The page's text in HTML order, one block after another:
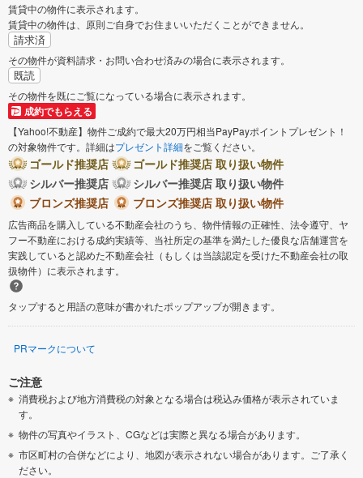
賃貸中の物件に表示されます。
賃貸中の物件は、原則ご自身でお住まいいただくことができません。
請求済
その物件が資料請求・お問い合わせ済みの場合に表示されます。
既読
その物件を既にご覧になっている場合に表示されます。
成約でもらえる
【Yahoo!不動産】物件ご成約で最大20万円相当PayPayポイントプレゼント！
の対象物件です。詳細はプレゼント詳細をご覧ください。
ゴールド推奨店
ゴールド推奨店 取り扱い物件
シルバー推奨店
シルバー推奨店 取り扱い物件
ブロンズ推奨店
ブロンズ推奨店 取り扱い物件
広告商品を購入している不動産会社のうち、物件情報の正確性、法令遵守、ヤ
フー不動産における成約実績等、当社所定の基準を満たした優良な店舗運営を
実践していると認めた不動産会社（もしくは当該認定を受けた不動産会社の取
扱物件）に表示されます。
タップすると用語の意味が書かれたポップアップが開きます。
PRマークについて
ご注意
消費税および地方消費税の対象となる場合は税込み価格が表示されていま
す。
物件の写真やイラスト、CGなどは実際と異なる場合があります。
市区町村の合併などにより、地図が表示されない場合があります。ご了承く
ださい。